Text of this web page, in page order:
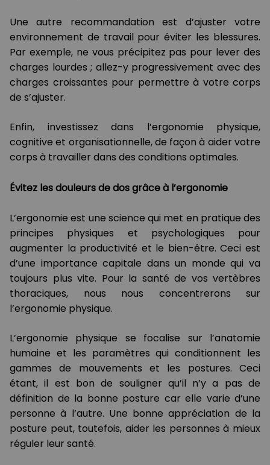
Une autre recommandation est d’ajuster votre
environnement de travail pour éviter les blessures.
Par exemple, ne vous précipitez pas pour lever des
charges lourdes ; allez-y progressivement avec des
charges croissantes pour permettre à votre corps
de s’ajuster.
Enfin, investissez dans l’ergonomie physique,
cognitive et organisationnelle, de façon à aider votre
corps à travailler dans des conditions optimales.
Évitez les douleurs de dos grâce à l’ergonomie
L’ergonomie est une science qui met en pratique des
principes physiques et psychologiques pour
augmenter la productivité et le bien-être. Ceci est
d’une importance capitale dans un monde qui va
toujours plus vite. Pour la santé de vos vertèbres
thoraciques, nous nous concentrerons sur
l’ergonomie physique.
L’ergonomie physique se focalise sur l’anatomie
humaine et les paramètres qui conditionnent les
gammes de mouvements et les postures. Ceci
étant, il est bon de souligner qu’il n’y a pas de
définition de la bonne posture car elle varie d’une
personne à l’autre. Une bonne appréciation de la
posture peut, toutefois, aider les personnes à mieux
réguler leur santé.